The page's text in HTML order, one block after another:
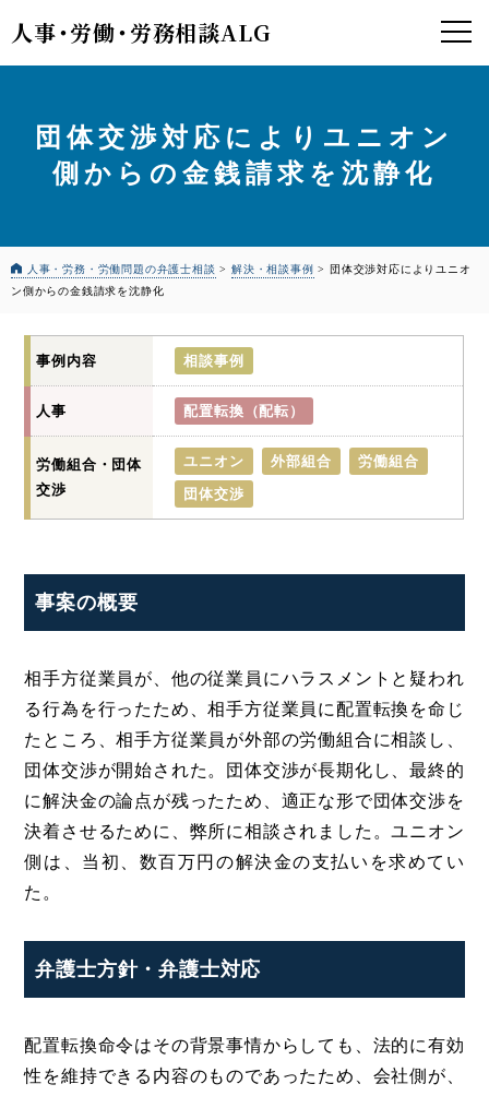
人事・労働・労務相談ALG
団体交渉対応によりユニオン
側からの金銭請求を沈静化
人事・労務・労働問題の弁護士相談 >解決・相談事例 >
団体交渉対応によりユニオ
ン側からの金銭請求を沈静化
事例内容 相談事例
人事 配置転換（配転）
労働組合・団体
交渉
ユニオン 外部組合
労働組合
団体交渉
事案の概要
相手方従業員が、他の従業員にハラスメントと疑われ
る行為を行ったため、相手方従業員に配置転換を命じ
たところ、相手方従業員が外部の労働組合に相談し、
団体交渉が開始された。団体交渉が長期化し、最終的
に解決金の論点が残ったため、適正な形で団体交渉を
決着させるために、弊所に相談されました。ユニオン
側は、当初、数百万円の解決金の支払いを求めてい
た。
弁護士方針・弁護士対応
配置転換命令はその背景事情からしても、法的に有効
性を維持できる内容のものであったため、会社側が、